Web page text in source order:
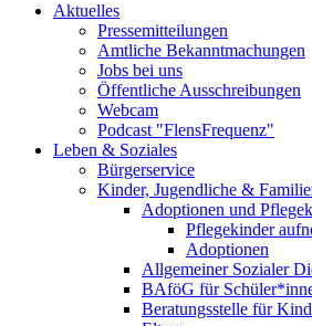
Aktuelles
Pressemitteilungen
Amtliche Bekanntmachungen
Jobs bei uns
Öffentliche Ausschreibungen
Webcam
Podcast "FlensFrequenz"
Leben & Soziales
Bürgerservice
Kinder, Jugendliche &
Adoptionen und
Pflegekinder
Adoptionen
Allgemeiner Sozialer
BAföG für
Beratungsstelle für